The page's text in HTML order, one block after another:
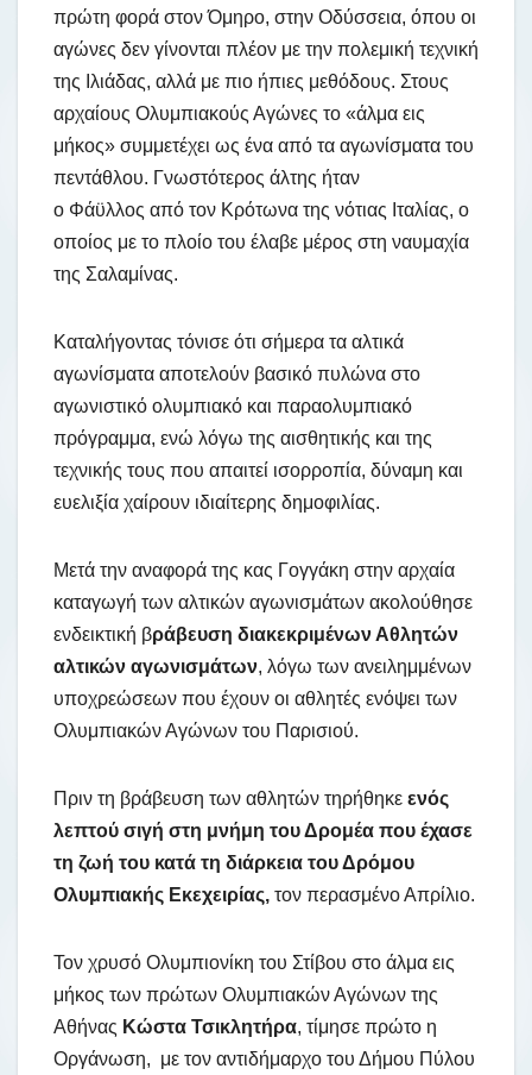
πρώτη φορά στον Όμηρο, στην Οδύσσεια, όπου οι
αγώνες δεν γίνονται πλέον με την πολεμική τεχνική
της Ιλιάδας, αλλά με πιο ήπιες μεθόδους. Στους
αρχαίους Ολυμπιακούς Αγώνες το «άλμα εις
μήκος» συμμετέχει ως ένα από τα αγωνίσματα του
πεντάθλου. Γνωστότερος άλτης ήταν
ο Φάϋλλος από τον Κρότωνα της νότιας Ιταλίας, ο
οποίος με το πλοίο του έλαβε μέρος στη ναυμαχία
της Σαλαμίνας.
Καταλήγοντας τόνισε ότι σήμερα τα αλτικά
αγωνίσματα αποτελούν βασικό πυλώνα στο
αγωνιστικό ολυμπιακό και παραολυμπιακό
πρόγραμμα, ενώ λόγω της αισθητικής και της
τεχνικής τους που απαιτεί ισορροπία, δύναμη και
ευελιξία χαίρουν ιδιαίτερης δημοφιλίας.
Μετά την αναφορά της κας Γογγάκη στην αρχαία
καταγωγή των αλτικών αγωνισμάτων ακολούθησε
ενδεικτική βράβευση διακεκριμένων Αθλητών
αλτικών αγωνισμάτων, λόγω των ανειλημμένων
υποχρεώσεων που έχουν οι αθλητές ενόψει των
Ολυμπιακών Αγώνων του Παρισιού.
Πριν τη βράβευση των αθλητών τηρήθηκε ενός
λεπτού σιγή στη μνήμη του Δρομέα που έχασε
τη ζωή του κατά τη διάρκεια του Δρόμου
Ολυμπιακής Εκεχειρίας, τον περασμένο Απρίλιο.
Τον χρυσό Ολυμπιονίκη του Στίβου στο άλμα εις
μήκος των πρώτων Ολυμπιακών Αγώνων της
Αθήνας Κώστα Τσικλητήρα, τίμησε πρώτο η
Οργάνωση, με τον αντιδήμαρχο του Δήμου Πύλου